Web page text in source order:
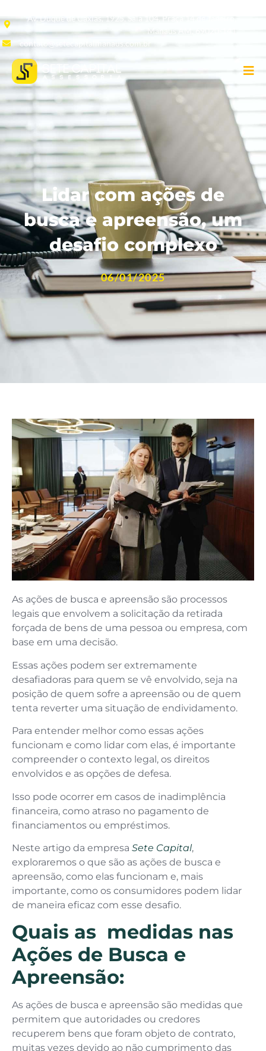
Av. Duque de Caxias, 1925, Sala 104, Praça 14 de Janeiro,
Manaus AM, 69020-141
contato@setecapitalmanaus.com.br
Lidar com ações de
busca e apreensão, um
desafio complexo
06/01/2025
As ações de busca e apreensão são processos
legais que envolvem a solicitação da retirada
forçada de bens de uma pessoa ou empresa, com
base em uma decisão.
Essas ações podem ser extremamente
desafiadoras para quem se vê envolvido, seja na
posição de quem sofre a apreensão ou de quem
tenta reverter uma situação de endividamento.
Para entender melhor como essas ações
funcionam e como lidar com elas, é importante
compreender o contexto legal, os direitos
envolvidos e as opções de defesa.
Isso pode ocorrer em casos de inadimplência
financeira, como atraso no pagamento de
financiamentos ou empréstimos.
Neste artigo da empresa Sete Capital,
exploraremos o que são as ações de busca e
apreensão, como elas funcionam e, mais
importante, como os consumidores podem lidar
de maneira eficaz com esse desafio.
Quais as medidas nas
Ações de Busca e
Apreensão:
As ações de busca e apreensão são medidas que
permitem que autoridades ou credores
recuperem bens que foram objeto de contrato,
muitas vezes devido ao não cumprimento das